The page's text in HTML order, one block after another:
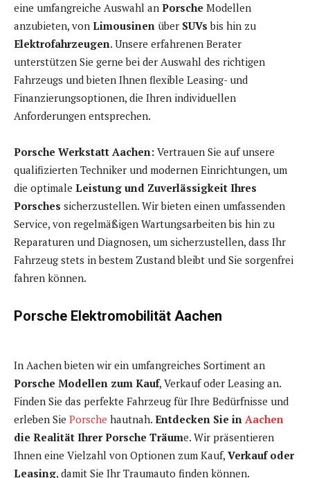
eine umfangreiche Auswahl an Porsche Modellen
anzubieten, von Limousinen über SUVs bis hin zu
Elektrofahrzeugen. Unsere erfahrenen Berater
unterstützen Sie gerne bei der Auswahl des richtigen
Fahrzeugs und bieten Ihnen flexible Leasing- und
Finanzierungsoptionen, die Ihren individuellen
Anforderungen entsprechen.
Porsche Werkstatt Aachen: Vertrauen Sie auf unsere
qualifizierten Techniker und modernen Einrichtungen, um
die optimale Leistung und Zuverlässigkeit Ihres
Porsches sicherzustellen. Wir bieten einen umfassenden
Service, von regelmäßigen Wartungsarbeiten bis hin zu
Reparaturen und Diagnosen, um sicherzustellen, dass Ihr
Fahrzeug stets in bestem Zustand bleibt und Sie sorgenfrei
fahren können.
Porsche Elektromobilität Aachen
In Aachen bieten wir ein umfangreiches Sortiment an
Porsche Modellen zum Kauf, Verkauf oder Leasing an.
Finden Sie das perfekte Fahrzeug für Ihre Bedürfnisse und
erleben Sie Porsche hautnah. Entdecken Sie in Aachen
die Realität Ihrer Porsche Träume. Wir präsentieren
Ihnen eine Vielzahl von Optionen zum Kauf, Verkauf oder
Leasing, damit Sie Ihr Traumauto finden können.